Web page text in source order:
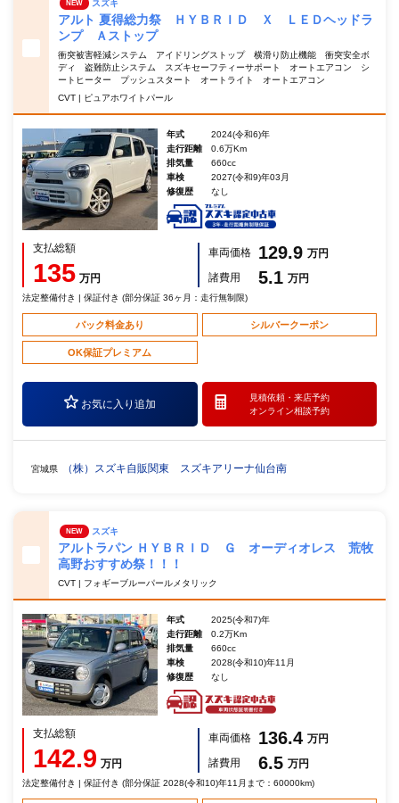
NEW スズキ
アルト 夏得総力祭 ＨＹＢＲＩＤ Ｘ ＬＥＤヘッドラ
ンプ Ａストップ
衝突被害軽減システム アイドリングストップ 横滑り防止機能 衝突安全ボ
ディ 盗難防止システム スズキセーフティーサポート オートエアコン シ
ートヒーター プッシュスタート オートライト オートエアコン
CVT | ピュアホワイトパール
年式
2024(令和6)年
走行距離
0.6万Km
排気量
660cc
車検
2027(令和9)年03月
修復歴
なし
支払総額
135 万円
車両価格 129.9 万円
諸費用
5.1 万円
法定整備付き | 保証付き (部分保証 36ヶ月：走行無制限)
パック料金あり シルバークーポン
OK保証プレミアム
お気に入り追加
見積依頼・ 来店予約
オンライン相談予約
宮城県 （株）スズキ自販関東 スズキアリーナ仙台南
NEW スズキ
アルトラパン ＨＹＢＲＩＤ Ｇ オーディオレス 荒牧
高野おすすめ祭！！！
CVT | フォギーブルーパールメタリック
年式
2025(令和7)年
走行距離
0.2万Km
排気量
660cc
車検
2028(令和10)年11月
修復歴
なし
支払総額
142.9 万円
車両価格 136.4 万円
諸費用
6.5 万円
法定整備付き | 保証付き (部分保証 2028(令和10)年11月まで：60000km)